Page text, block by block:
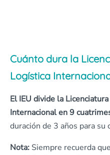
Cuánto dura la
Logística
El IEU divide la
Internacional en 9
duración de 3 años para su
Nota: Siempre recuerda